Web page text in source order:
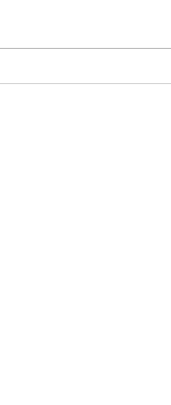
香港青少年